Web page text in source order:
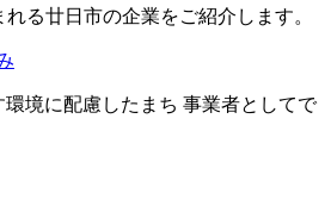
る廿日市の企業をご紹介します。
境に配慮したまち 事業者としてで